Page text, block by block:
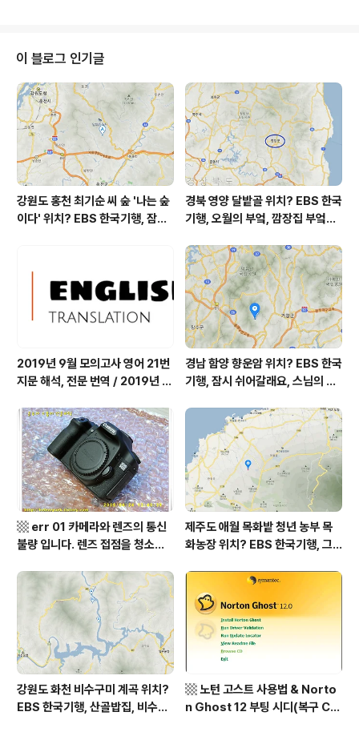
신'도 아니고 '처녀귀신'이라 더더욱. ^^ 최기숙, 처녀귀
신：조선시대 여인의 한과 복수, 문학동네, 2010. * 총 18
3쪽. 알라딘 신간 서평단에게 날아온 미션 도서였는데요.
책을 처음 받아들었을 때의 강렬함과 산뜻함(?)은 없었지
만^^ 또다른 나름의 강점과 장점으로 무장한 책입니다. 읽
는 재미가 ..
이 블로그 인기글
강원도 홍천 최기순 씨 숲 '나는 숲
이다' 위치? EBS 한국기행, 잠시
강원도 홍천군 가볼 만한 곳, (구)
까르돈, kbs 인간극장
경북 영양 달밭골 위치? EBS 한국
기행, 오월의 부엌, 깜장집 부엌은
어디? / 경상북도 영양군 가볼 만
한 곳, 영양읍 상원리. KBS 인간극
장 임분노미 할머니
2019년 9월 모의고사 영어 21번
지문 해석, 전문 번역 / 2019년 9
역, 평가원 2019년 고3 9월 영어
영역 외국어영역 전문 해석, Engli
sh to Korean translation
경남 함양 향운암 위치? EBS 한국
기행, 잠시 쉬어갈래요, 스님의 어
상남도 함양군 가볼 만한 곳, 용추
계곡 향운암 명천스님, 덕유산 황
석산 거망산 기백산
▩ err 01 카메라와 렌즈의 통신
불량 입니다. 렌즈 접점을 청소하
제주도 애월 목화밭 청년 농부 목
화농장 위치? EBS 한국기행, 그
사나이, 애월읍 어음리 정보람 씨
목화 재배 '목화오름' 목화농장 어
디? / 제주도 가볼 만한 곳
강원도 화천 비수구미 계곡 위치?
EBS 한국기행, 산골밥집, 비수구
▩ 노턴 고스트 사용법 & Norto
n Ghost 12 부팅 시디(복구 C